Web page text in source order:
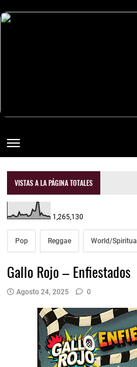
VISTAS A LA PÁGINA TOTALES
1,265,130
Pop Reggae World/Spiritual
Gallo Rojo – Enfiestados
Agosto 24, 2025 0